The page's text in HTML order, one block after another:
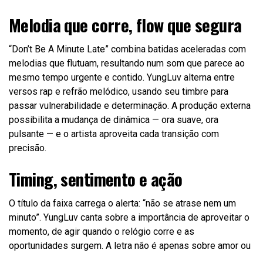
Melodia que corre, flow que segura
“Don’t Be A Minute Late” combina batidas aceleradas com
melodias que flutuam, resultando num som que parece ao
mesmo tempo urgente e contido. YungLuv alterna entre
versos rap e refrão melódico, usando seu timbre para
passar vulnerabilidade e determinação. A produção externa
possibilita a mudança de dinâmica — ora suave, ora
pulsante — e o artista aproveita cada transição com
precisão.
Timing, sentimento e ação
O título da faixa carrega o alerta: “não se atrase nem um
minuto”. YungLuv canta sobre a importância de aproveitar o
momento, de agir quando o relógio corre e as
oportunidades surgem. A letra não é apenas sobre amor ou